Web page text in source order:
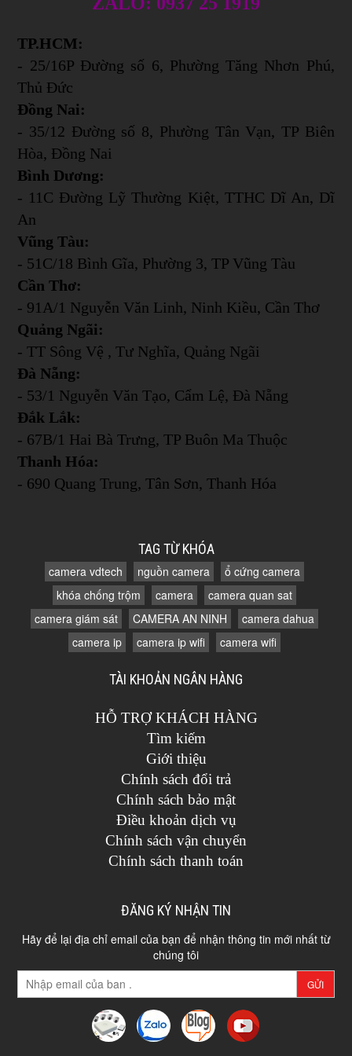
TP.HCM:
- 25/16P Đường số 6, Phường Tăng Nhơn Phú,
Thủ Đức
Đồng Nai:
- 35/12 Đường số 8, Phường Tân Vạn, TP Biên
Hòa, Đồng Nai
Bình Dương:
- 11C Đường Lỹ Thường Kiệt, TTHC Dĩ An, Dĩ
An
Vũng Tàu:
- 51C/18 Bình Gĩa, Phường 3, TP Vũng Tàu
Cần Thơ:
- 91A/1 Nguyễn Văn Linh, Ninh Kiều, Cần Thơ
Quảng Ngãi:
- TT Sông Vệ , Tư Nghĩa, Quảng Ngãi
Đà Nẵng:
- 53/1 Nguyễn Văn Tạo, Cẩm Lệ, Đà Nẵng
Đắk Lắk:
- 67B/1 Hai Bà Trưng, TP Buôn Ma Thuộc
Thanh Hóa:
- 690 Quang Trung, Tân Sơn, Thanh Hóa
TAG TỪ KHÓA
camera vdtech nguồn camera
ổ cứng camera
khóa chống trộm
camera
camera quan sat
camera giám sát
CAMERA AN NINH
camera dahua
camera ip
camera ip wifi camera wifi
TÀI KHOẢN NGÂN HÀNG
HỖ TRỢ KHÁCH HÀNG
Tìm kiếm
Giới thiệu
Chính sách đổi trả
Chính sách bảo mật
Điều khoản dịch vụ
Chính sách vận chuyển
Chính sách thanh toán
ĐĂNG KÝ NHẬN TIN
Hãy để lại địa chỉ email của bạn để nhận thông tin mới nhất từ
chúng tôi
GỬI